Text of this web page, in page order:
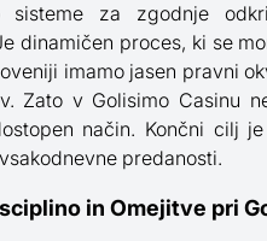
sisteme za zgodnje
dinamičen proces, ki se
imamo jasen pravni
Zato v Golisimo Casinu
način. Končni cilj
predanosti.
in Omejitve pri